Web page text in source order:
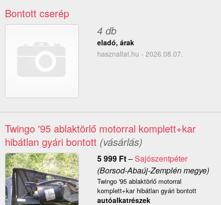
Bontott cserép
4 db
eladó, árak
hasznaltat.hu - 2026.08.07.
Twingo '95 ablaktörlő motorral komplett+kar
hibátlan gyári bontott (vásárlás)
5 999 Ft–Sajószentpéter
(Borsod-Abaúj-Zemplén megye)
Twingo '95 ablaktörlő motorral
komplett+kar hibátlan gyári bontott
autóalkatrészek